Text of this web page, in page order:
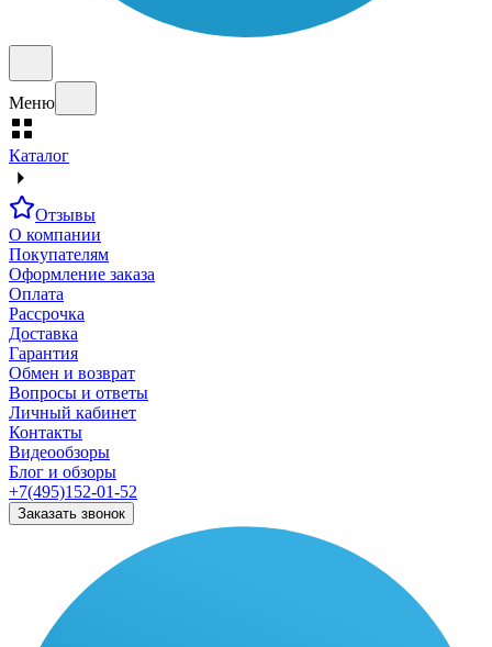
Меню
Каталог
Отзывы
О компании
Покупателям
Оформление заказа
Оплата
Рассрочка
Доставка
Гарантия
Обмен и возврат
Вопросы и ответы
Личный кабинет
Контакты
Видеообзоры
Блог и обзоры
+7(495)152-01-52
Заказать звонок